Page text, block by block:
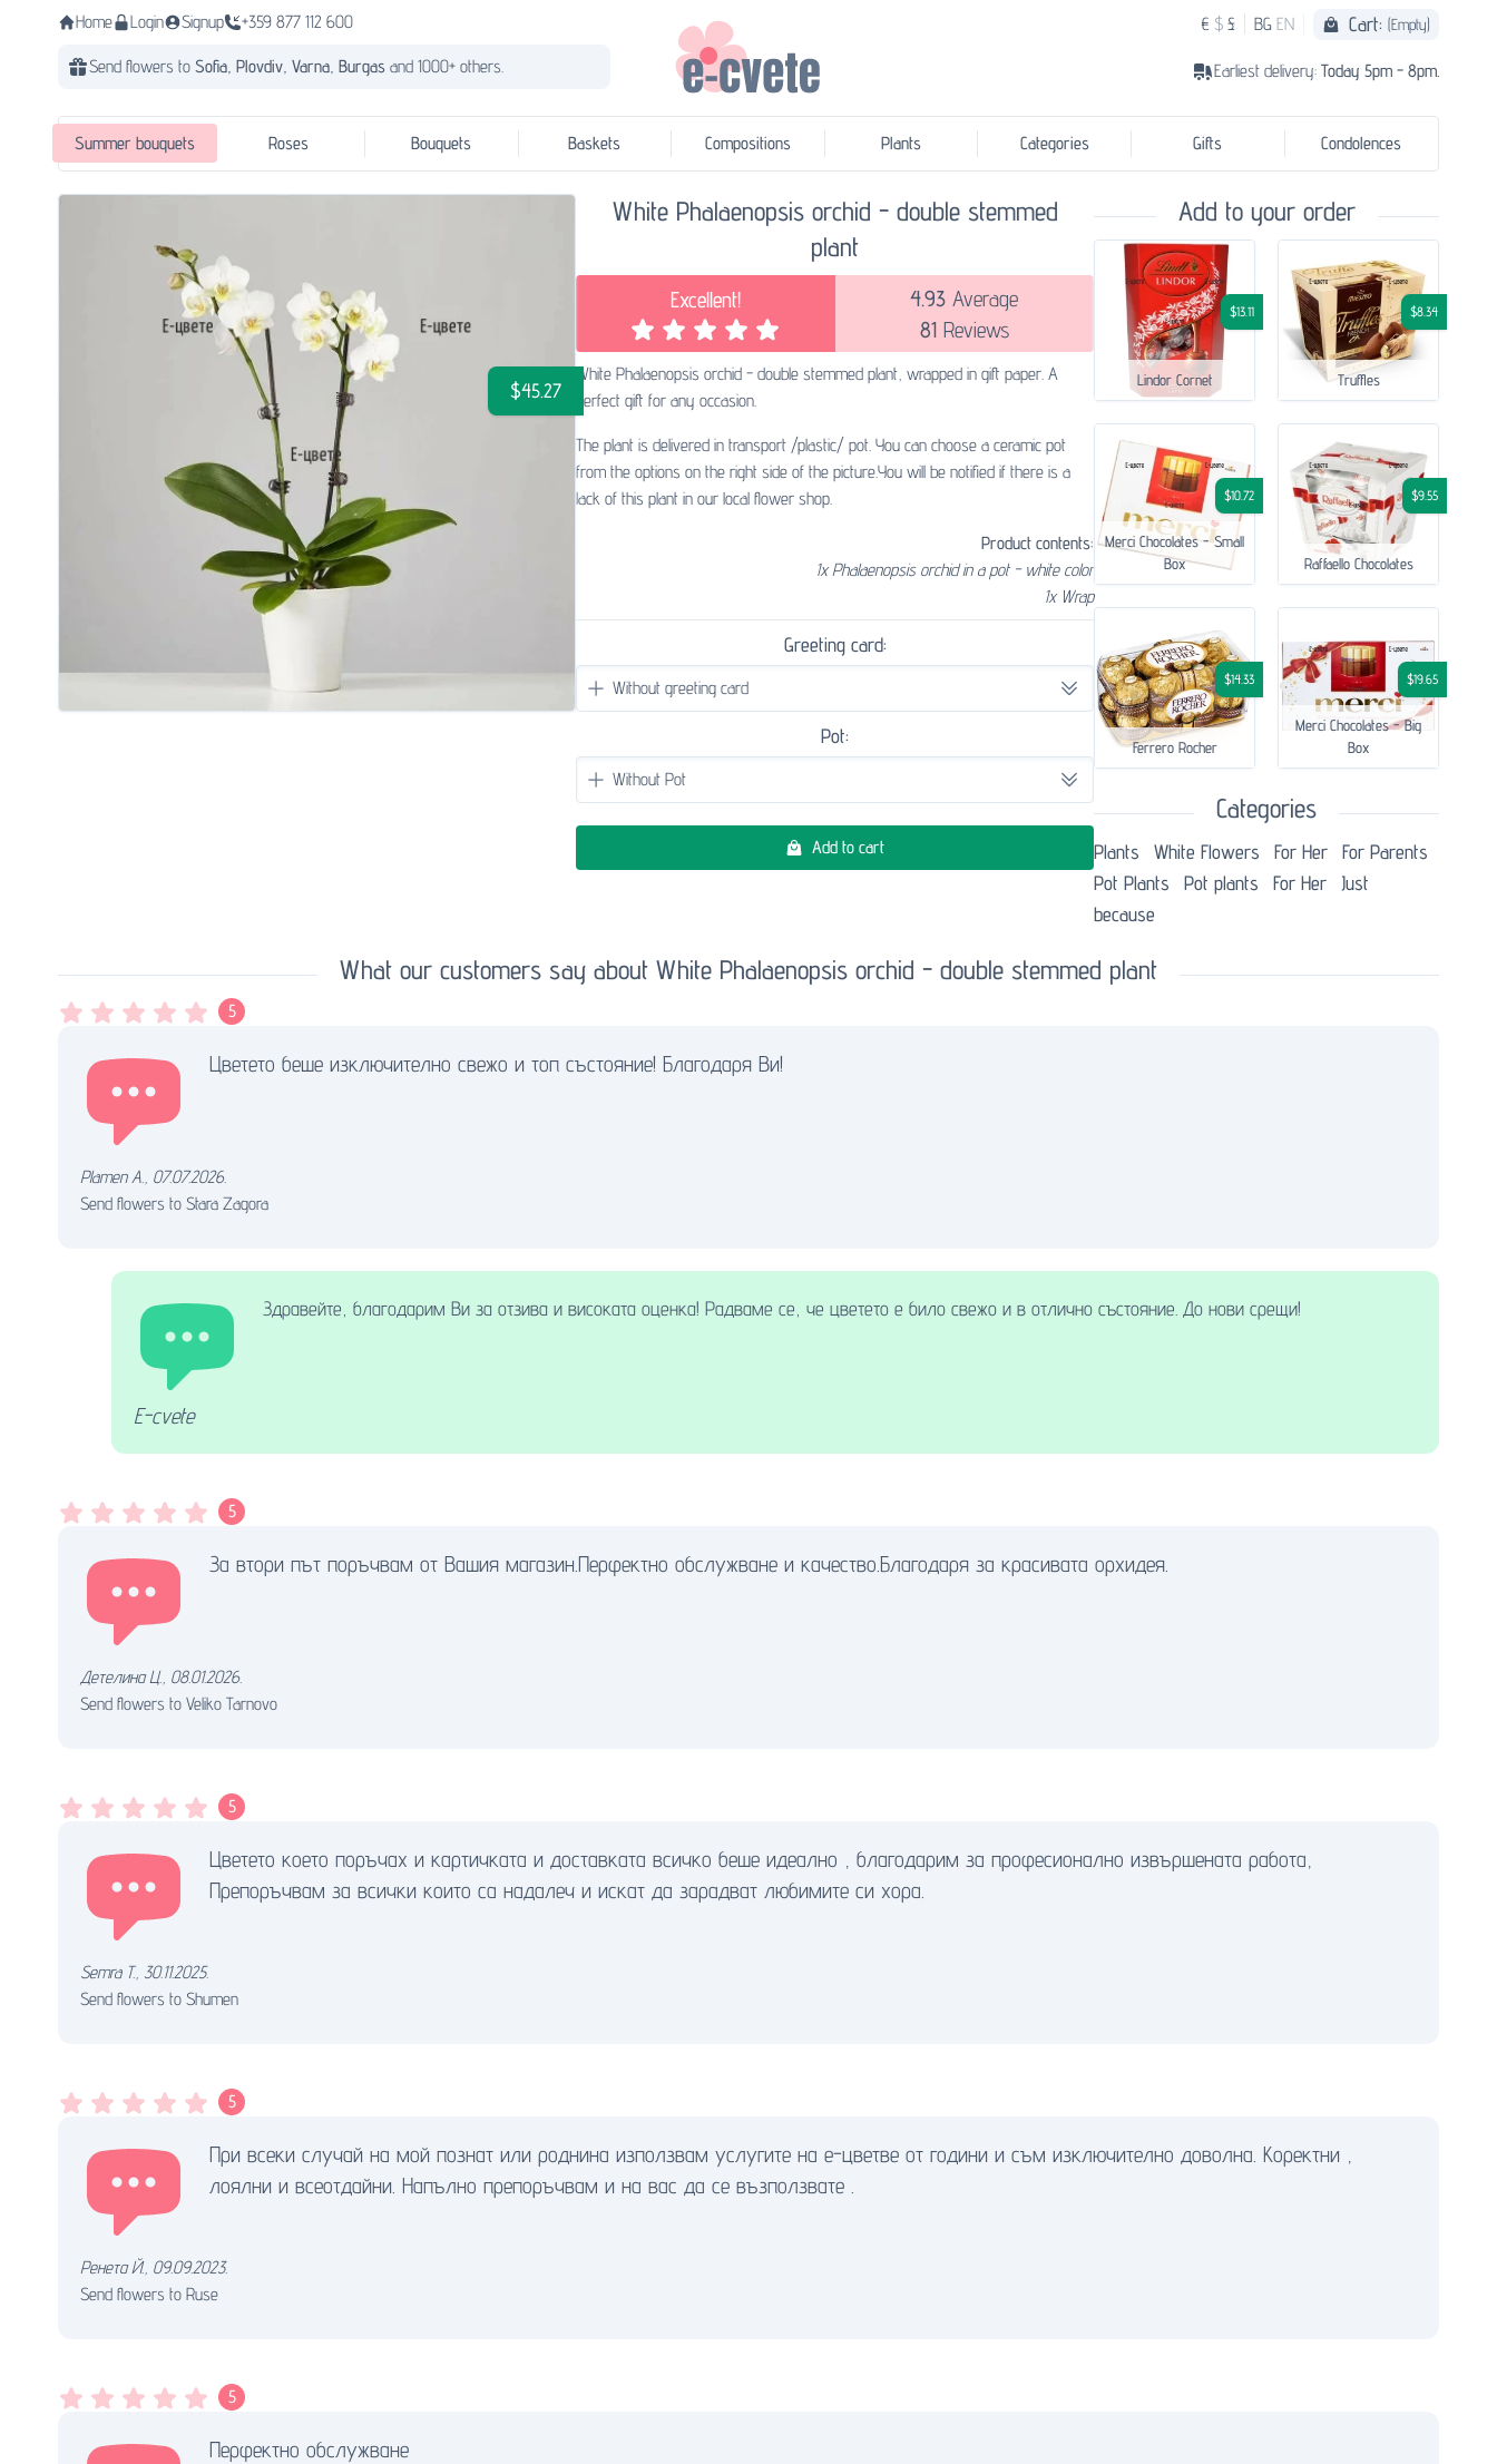
Home Login Signup +359 877 112 600
Send flowers to Sofia, Plovdiv, Varna, Burgas and 1000+ others.
€ $ £ BG EN Cart: (Empty)
Earliest delivery: Today 5pm - 8pm.
Summer bouquets Roses Bouquets Baskets Compositions Plants Categories Gifts Condolences
$45.27
White Phalaenopsis orchid - double stemmed
plant
Excellent! 4.93 Average
81Reviews
White Phalaenopsis orchid - double stemmed plant, wrapped in gift paper. A
perfect gift for any occasion.
The plant is delivered in transport /plastic/ pot. You can choose a ceramic pot
from the options on the right side of the picture. You will be notified if there is a
lack of this plant in our local flower shop.
Product contents:
1x Phalaenopsis orchid in a pot - white color
1x Wrap
Greeting card:
Pot:
Add to cart
Add to your order
$13.11
Lindor Cornet
$8.34
Truffles
$10.72
Merci Chocolates - Small
Box
$9.55
Raffaello Chocolates
$14.33
Ferrero Rocher
$19.65
Merci Chocolates - Big
Box
Categories
Plants White Flowers For Her
For Parents
Pot Plants
Pot plants For Her
Just
because
What our customers say about White Phalaenopsis orchid - double stemmed plant
5
Цветето беше изключително свежо и топ състояние! Благодаря Ви!
Plamen A., 07.07.2026.
Send flowers to Stara Zagora
Здравейте, благодарим Ви за отзива и високата оценка! Радваме се, че цветето е било свежо и в отлично състояние. До нови срещи!
E-cvete
5
За втори път поръчвам от Вашия магазин.Перфектно обслужване и качество.Благодаря за красивата орхидея.
Детелина Ц., 08.01.2026.
Send flowers to Veliko Tarnovo
5
Цветето което поръчах и картичката и доставката всичко беше идеално , благодарим за професионално извършената работа,
Препоръчвам за всички които са надалеч и искат да зарадват любимите си хора.
Semra T., 30.11.2025.
Send flowers to Shumen
5
При всеки случай на мой познат или роднина използвам услугите на е-цветве от години и съм изключително доволна. Коректни ,
лоялни и всеотдайни. Напълно препоръчвам и на вас да се възползвате .
Ренета Й., 09.09.2023.
Send flowers to Ruse
5
Перфектно обслужване